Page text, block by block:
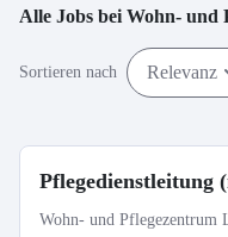
Alle Jobs bei Wohn- und
Sortieren nach Relevanz
Pflegedienstleitung
Wohn- und Pflegezentrum